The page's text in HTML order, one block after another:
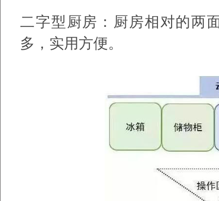
二字型厨房：厨房相对的两
多，实用方便。